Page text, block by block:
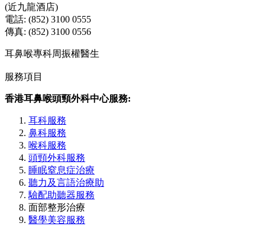
(近九龍酒店)
電話: (852) 3100 0555
傳真: (852) 3100 0556
耳鼻喉專科周振權醫生
服務項目
香港耳鼻喉頭頸外科中心服務:
耳科服務
鼻科服務
喉科服務
頭頸外科服務
睡眠窒息症治療
聽力及言語治療助
驗配助聽器服務
面部整形治療
醫學美容服務